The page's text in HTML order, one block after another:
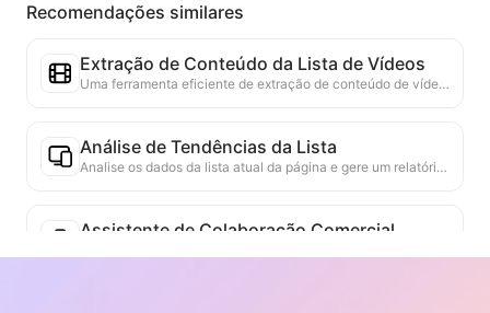
Recomendações similares
Extração de Conteúdo da Lista de Vídeos
Uma ferramenta eficiente de extração de conteúdo de vídeo da web, capaz de escanear rapidamente páginas da web e organizar as informações de vídeo em uma tabela Markdown estruturada.
Análise de Tendências da Lista
Analise os dados da lista atual da página e gere um relatório de tendências. Identifique categorias populares, tipos de produtos em rápida ascensão e tecnologias emergentes. Forneça insights de mercado em tempo real para ajudá-lo a entender as últimas tendências de produtos e movimentos do mercado.
Assistente de Colaboração Comercial